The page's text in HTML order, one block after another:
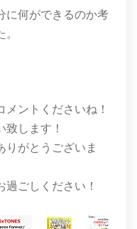
に何ができるのか考
ントくださいね！
します！
がとうございま
ごしください！